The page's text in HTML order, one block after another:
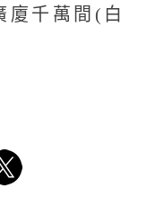
廈千萬間(白